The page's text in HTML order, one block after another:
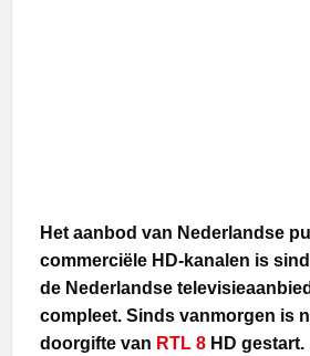
Het aanbod van Nederlandse
commerciële HD-kanalen is
de Nederlandse
compleet. Sinds vanmorgen is
doorgifte van RTL 8 HD gestart.